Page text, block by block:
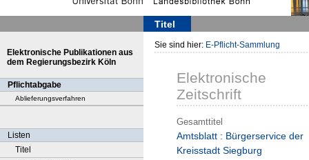
Titel
Elektronische Publikationen aus
dem Regierungsbezirk Köln
Pflichtabgabe
Ablieferungsverfahren
Listen
Titel
Sie sind hier: E-Pflicht-Sammlung
Elektronische
Zeitschrift
Gesamttitel
Amtsblatt : Bürgerservice der
Kreisstadt Siegburg